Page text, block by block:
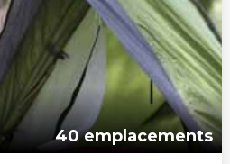
40 emplacements